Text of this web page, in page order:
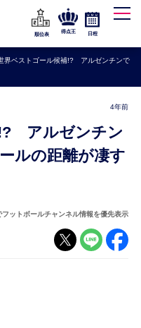
順位表
得点王 日程
界ベストゴール候補!? アルゼンチンで
4年前
ルの距離が凄す
ットボールチャンネル情報を優先表示